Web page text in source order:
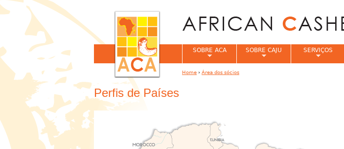
Perfis de Países
SOBRE ACA SOBRE CAJU SERVIÇOS
Home › Área dos sócios